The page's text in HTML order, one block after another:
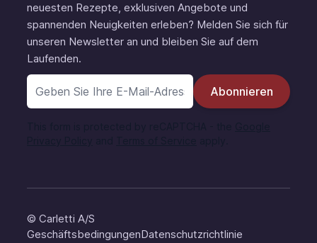
neuesten Rezepte, exklusiven Angebote und
spannenden Neuigkeiten erleben? Melden Sie sich für
unseren Newsletter an und bleiben Sie auf dem
Laufenden.
E-Mail-Adresse
Abonnieren
© Carletti A/S
GeschäftsbedingungenDatenschutzrichtlinie